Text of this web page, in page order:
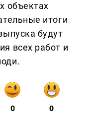
объектах
итоги
будут
всех работ и
0 0